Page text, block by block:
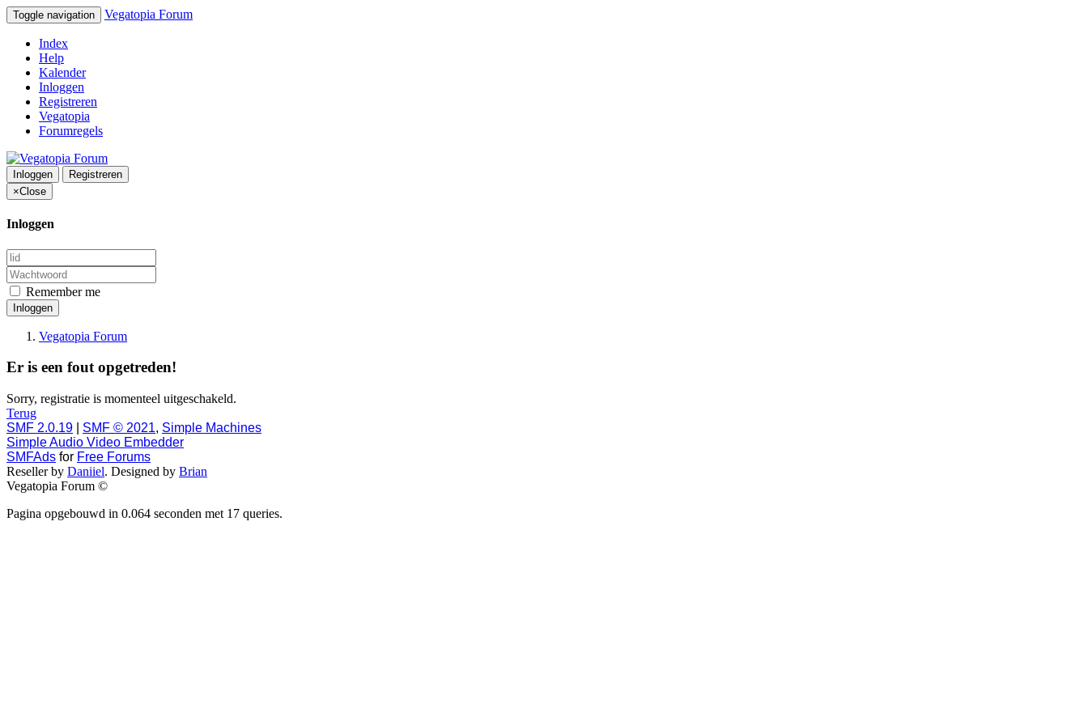
Toggle navigation Vegatopia Forum
Index
Help
Kalender
Inloggen
Registreren
Vegatopia
Forumregels
Inloggen
Registreren
×Close
Inloggen
Remember me
Inloggen
Vegatopia Forum
Er is een fout opgetreden!
Sorry, registratie is momenteel uitgeschakeld.
Terug
SMF 2.0.19
SMF © 2021, Simple Machines
Simple Audio Video Embedder
SMFAds for Free Forums
Reseller by Daniiel. Designed by Brian
Vegatopia Forum ©
Pagina opgebouwd in 0.064 seconden met 17 queries.